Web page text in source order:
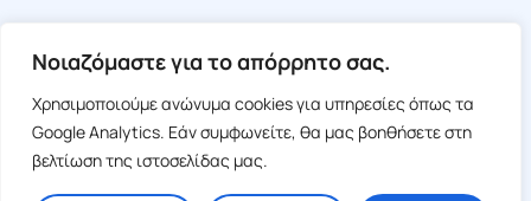
Νοιαζόμαστε για το απόρρητο σας.
Χρησιμοποιούμε ανώνυμα cookies για υπηρεσίες όπως τα
Google Analytics. Εάν συμφωνείτε, θα μας βοηθήσετε στη
βελτίωση της ιστοσελίδας μας.
🍪 Ρυθμίσεις Cookies